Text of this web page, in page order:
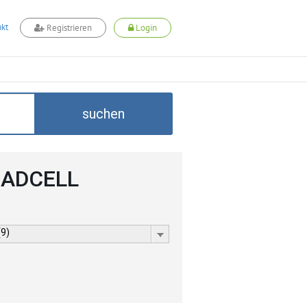
Registrieren Login
suchen